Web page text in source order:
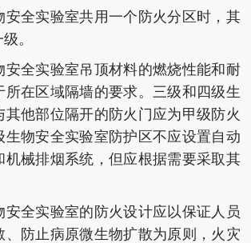
安全实验室共用一个防火分区时，其
。
安全实验室吊顶材料的燃烧性能和耐
所在区域隔墙的要求。三级和四级生
其他部位隔开的防火门应为甲级防火
生物安全实验室防护区不应设置自动
机械排烟系统，但应根据需要采取其
安全实验室的防火设计应以保证人员
、防止病原微生物扩散为原则，火灾